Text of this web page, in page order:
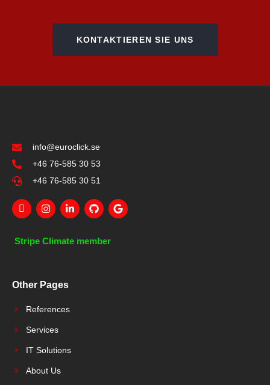
KONTAKTIEREN SIE UNS
info@euroclick.se
+46 76-585 30 53
+46 76-585 30 51
Stripe Climate member
Other Pages
References
Services
IT Solutions
About Us